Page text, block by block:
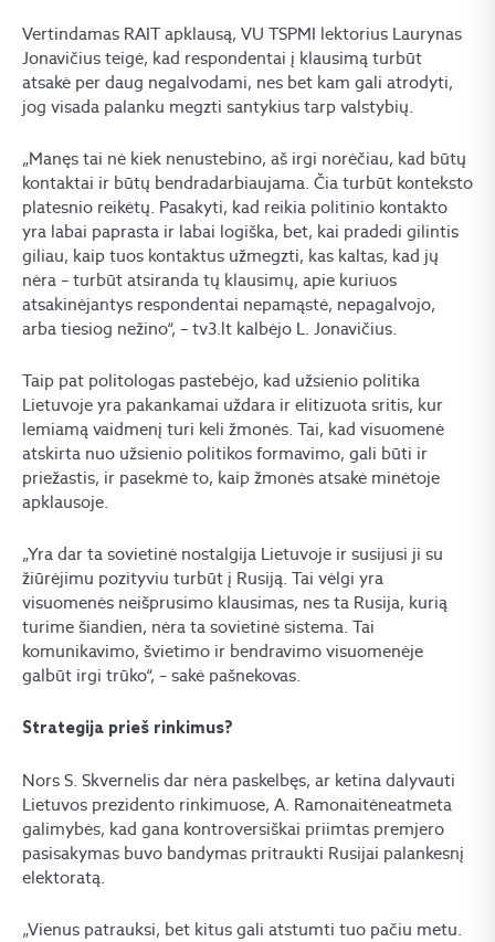
Vertindamas RAIT apklausą, VU TSPMI lektorius Laurynas
Jonavičius teigė, kad respondentai į klausimą turbūt
atsakė per daug negalvodami, nes bet kam gali atrodyti,
jog visada palanku megzti santykius tarp valstybių.
„Manęs tai nė kiek nenustebino, aš irgi norėčiau, kad būtų
kontaktai ir būtų bendradarbiaujama. Čia turbūt konteksto
platesnio reikėtų. Pasakyti, kad reikia politinio kontakto
yra labai paprasta ir labai logiška, bet, kai pradedi gilintis
giliau, kaip tuos kontaktus užmegzti, kas kaltas, kad jų
nėra – turbūt atsiranda tų klausimų, apie kuriuos
atsakinėjantys respondentai nepamąstė, nepagalvojo,
arba tiesiog nežino“, – tv3.lt kalbėjo L. Jonavičius.
Taip pat politologas pastebėjo, kad užsienio politika
Lietuvoje yra pakankamai uždara ir elitizuota sritis, kur
lemiamą vaidmenį turi keli žmonės. Tai, kad visuomenė
atskirta nuo užsienio politikos formavimo, gali būti ir
priežastis, ir pasekmė to, kaip žmonės atsakė minėtoje
apklausoje.
„Yra dar ta sovietinė nostalgija Lietuvoje ir susijusi ji su
žiūrėjimu pozityviu turbūt į Rusiją. Tai vėlgi yra
visuomenės neišprusimo klausimas, nes ta Rusija, kurią
turime šiandien, nėra ta sovietinė sistema. Tai
komunikavimo, švietimo ir bendravimo visuomenėje
galbūt irgi trūko“, – sakė pašnekovas.
Strategija prieš rinkimus?
Nors S. Skvernelis dar nėra paskelbęs, ar ketina dalyvauti
Lietuvos prezidento rinkimuose, A. Ramonaitėneatmeta
galimybės, kad gana kontroversiškai priimtas premjero
pasisakymas buvo bandymas pritraukti Rusijai palankesnį
elektoratą.
„Vienus patrauksi, bet kitus gali atstumti tuo pačiu metu.